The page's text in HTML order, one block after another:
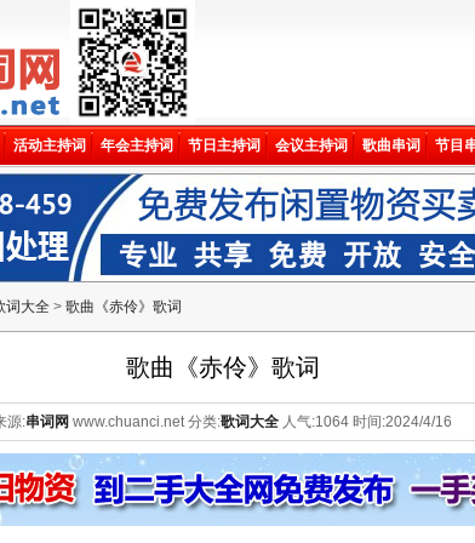
活动主持词 年会主持词 节日主持词 会议主持词 歌曲串词 节目
词大全 > 歌曲《赤伶》歌词
歌曲《赤伶》歌词
源:串词网 www.chuanci.net 分类:歌词大全 人气:1064 时间:2024/4/16
网站验证码
微信扫码查看验证码
不